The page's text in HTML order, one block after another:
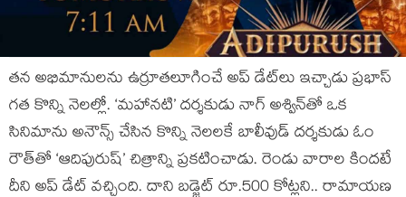
తన అభిమానులను ఉర్రూతలూగించే అప్ డేట్‌లు ఇచ్చాడు ప్రభాస్
గత కొన్ని నెలల్లో. ‘మహానటి’ దర్శకుడు నాగ్ అశ్విన్‌తో ఒక
సినిమాను అనౌన్స్ చేసిన కొన్ని నెలలకే బాలీవుడ్ దర్శకుడు ఓం
రౌత్‌తో ‘ఆదిపురుష్’ చిత్రాన్ని ప్రకటించాడు. రెండు వారాల కిందటే
దీని అప్ డేట్ వచ్చింది. దాని బడ్జెట్ రూ.500 కోట్లని.. రామాయణ